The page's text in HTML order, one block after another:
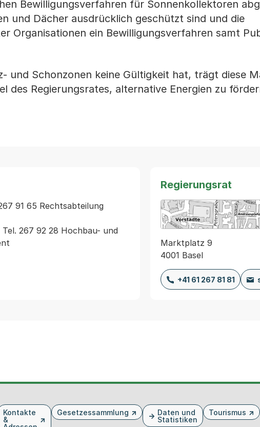
Bewilligungsverfahren für Sonnenkollektoren
und Dächer ausdrücklich geschützt sind und die
Organisationen ein Bewilligungsverfahren samt
und Schonzonen keine Gültigkeit hat, trägt diese
des Regierungsrates, alternative Energien zu
91 65 Rechtsabteilung
267 92 28 Hochbau- und
Regierungsrat
Marktplatz 9
4001 Basel
+41 61 267 81 81
Kontakte
&
Gesetzessammlung
Daten und
Statistiken
Tourismus